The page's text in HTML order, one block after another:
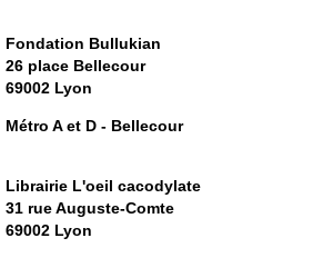
Fondation Bullukian
26 place Bellecour
69002 Lyon
Métro A et D - Bellecour
Librairie L'oeil cacodylate
31 rue Auguste-Comte
69002 Lyon